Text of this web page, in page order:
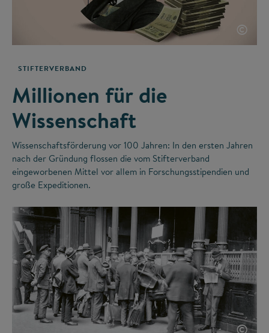
©
STIFTERVERBAND
Millionen für die
Wissenschaft
Wissenschaftsförderung vor 100 Jahren: In den ersten Jahren
nach der Gründung flossen die vom Stifterverband
eingeworbenen Mittel vor allem in Forschungsstipendien und
große Expeditionen.